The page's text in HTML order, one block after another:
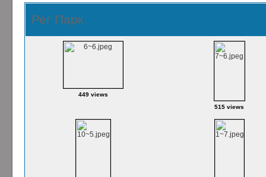
Рег Парк
449 views
515 views